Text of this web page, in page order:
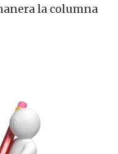
la columna